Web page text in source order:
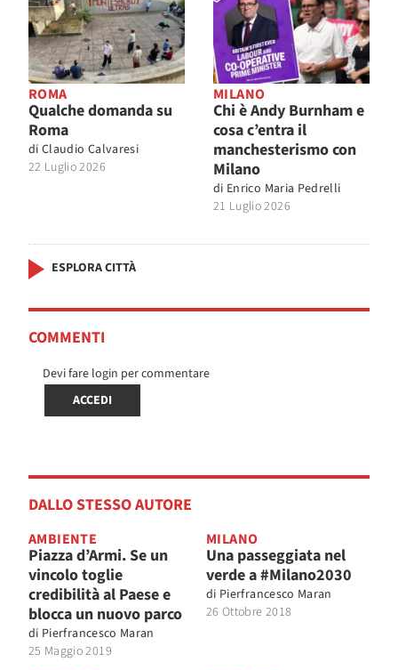
ROMA
Qualche domanda su
Roma
di Claudio Calvaresi
22 Luglio 2026
MILANO
Chi è Andy Burnham e
cosa c’entra il
manchesterismo con
Milano
di Enrico Maria Pedrelli
21 Luglio 2026
ESPLORA CITTÀ
COMMENTI
Devi fare login per commentare
ACCEDI
DALLO STESSO AUTORE
AMBIENTE
Piazza d’Armi. Se un
vincolo toglie
credibilità al Paese e
blocca un nuovo parco
di Pierfrancesco Maran
25 Maggio 2019
MILANO
Una passeggiata nel
verde a #Milano2030
di Pierfrancesco Maran
26 Ottobre 2018